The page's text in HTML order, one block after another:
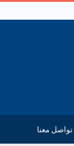
تواصل معنا